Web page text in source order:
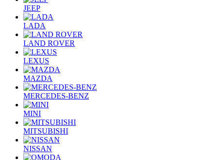
JEEP
LADA
LAND ROVER
LEXUS
MAZDA
MERCEDES-BENZ
MINI
MITSUBISHI
NISSAN